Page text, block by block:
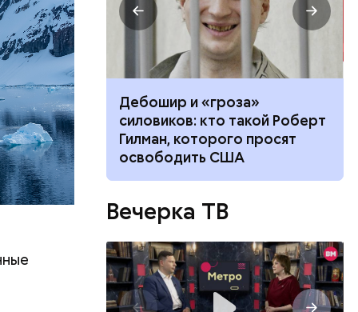
со
летний
грудь
Убийцей
укуса
ее от
Дебошир и «гроза»
силовиков: кто такой Роберт
Гилман, которого просят
освободить США
Вечерка ТВ